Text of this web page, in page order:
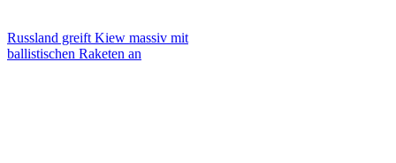
Russland greift Kiew massiv mit
ballistischen Raketen an